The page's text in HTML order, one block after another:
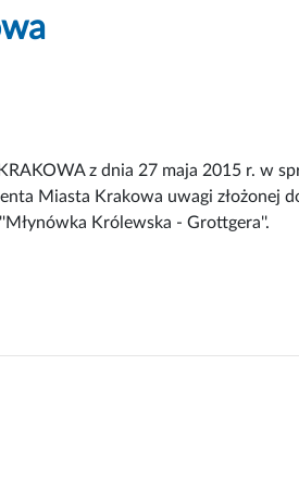
z dnia 27 maja 2015 r. w
Miasta Krakowa uwagi złożonej
Królewska - Grottgera''.